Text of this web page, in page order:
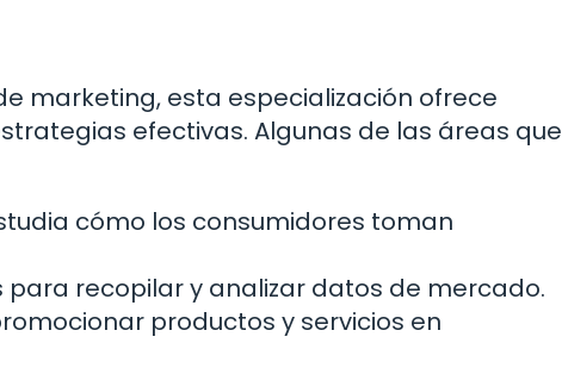
marketing, esta especialización ofrece
efectivas. Algunas de las áreas que
cómo los consumidores toman
para recopilar y analizar datos de mercado.
productos y servicios en